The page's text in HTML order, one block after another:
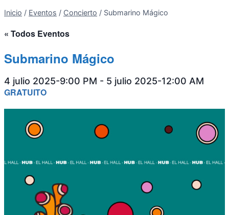
Inicio / Eventos / Concierto / Submarino Mágico
« Todos Eventos
Submarino Mágico
4 julio 2025-9:00 PM - 5 julio 2025-12:00 AM
GRATUITO